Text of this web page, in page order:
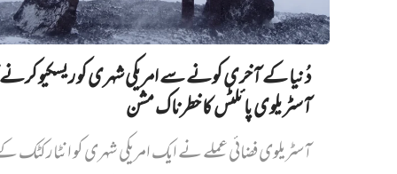
دُنیا کے آخری کونے سے امریکی شہری کو ریسکیو
آسٹریلوی پائلٹس کا خطرناک مشن
آسٹریلوی فضائی عملے نے ایک امریکی شہری کو انٹارکٹک